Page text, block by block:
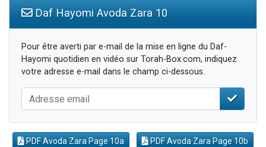
Daf Hayomi Avoda Zara 10
Pour être averti par e-mail de la mise en ligne du Daf-
Hayomi quotidien en vidéo sur Torah-Box.com, indiquez
votre adresse e-mail dans le champ ci-dessous.
PDF Avoda Zara Page 10a PDF Avoda Zara Page 10b